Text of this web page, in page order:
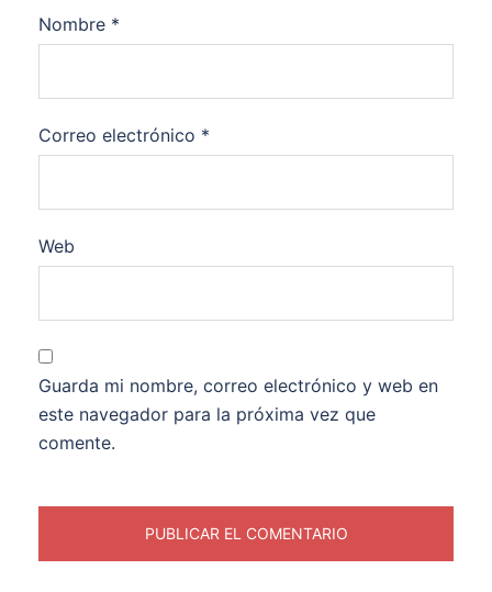
Nombre *
Correo electrónico *
Web
Guarda mi nombre, correo electrónico y web en
este navegador para la próxima vez que
comente.